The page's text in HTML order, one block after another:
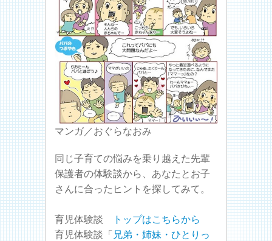
マンガ／おぐらなおみ
同じ子育ての悩みを乗り越えた先輩
保護者の体験談から、あなたとお子
さんに合ったヒントを探してみて。
育児体験談
トップはこちらから
育児体験談「 兄弟・姉妹・ひとりっ